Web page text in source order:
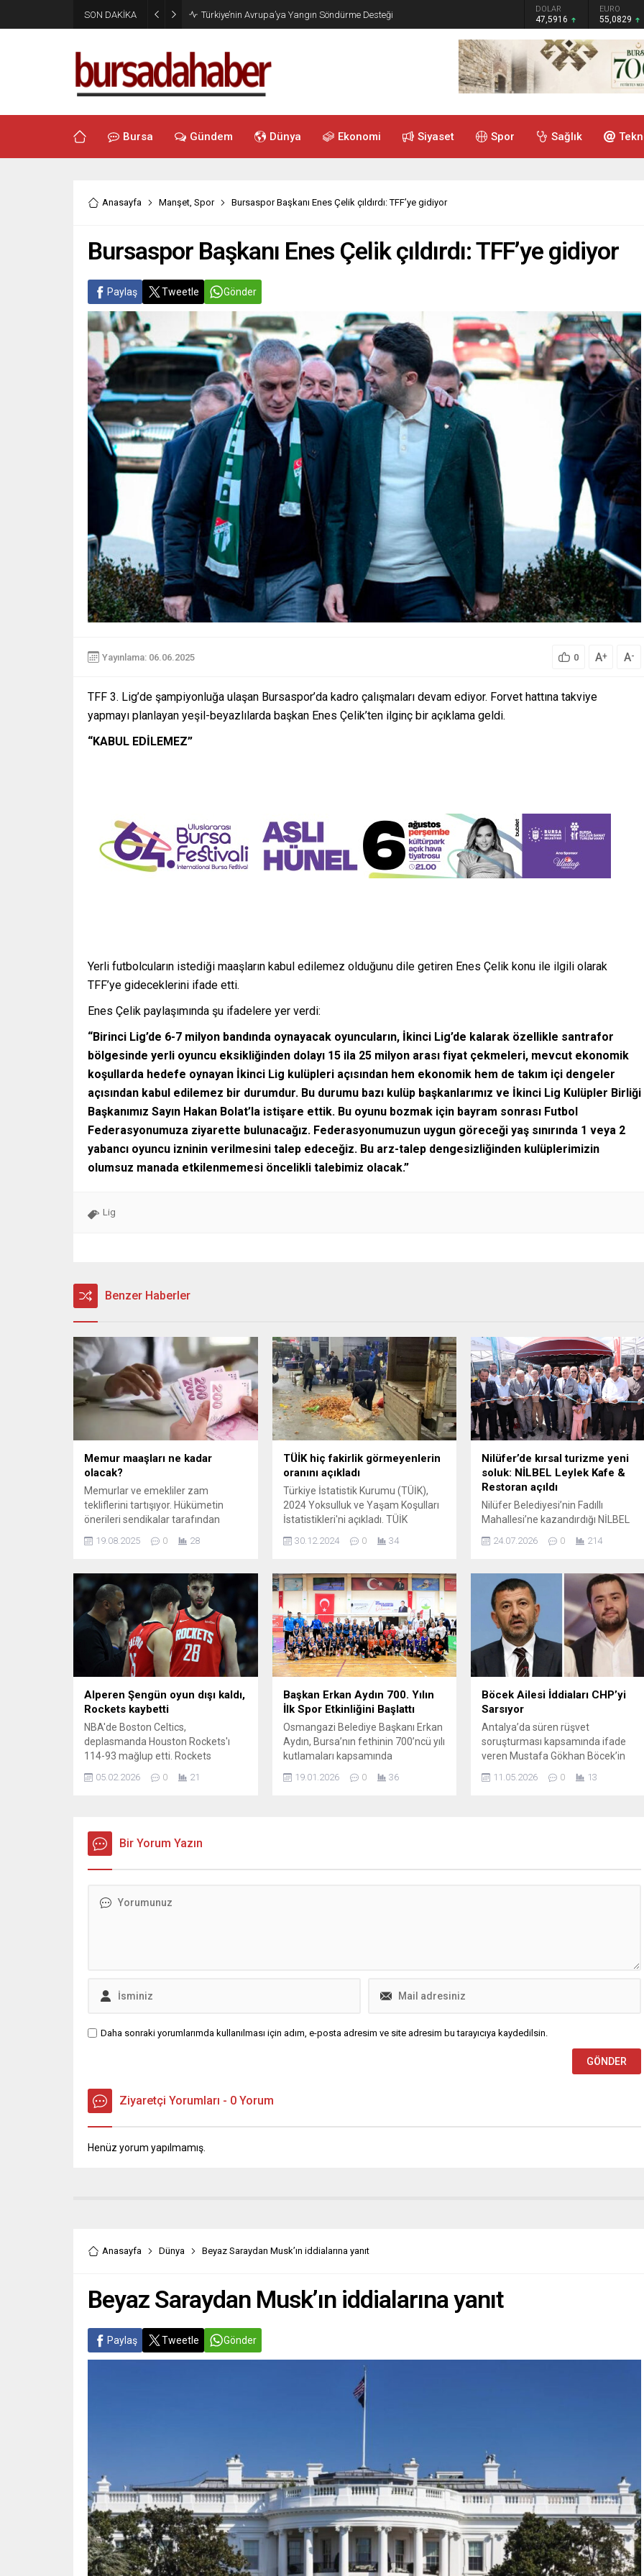
SON DAKİKA Türkiye’nin Avrupa’ya Yangın Söndürme Desteği DOLAR
47,5916
EURO
55,0829
Bursa Gündem Dünya Ekonomi Siyaset Spor Sağlık
Anasayfa Manşet, Spor Bursaspor Başkanı Enes Çelik çıldırdı: TFF’ye gidiyor
Bursaspor Başkanı Enes Çelik çıldırdı: TFF’ye gidiyor
Paylaş Tweetle Gönder
Yayınlama: 06.06.2025 0 A+ A-
TFF 3. Lig’de şampiyonluğa ulaşan Bursaspor’da kadro çalışmaları devam ediyor. Forvet hattına takviye
yapmayı planlayan yeşil-beyazlılarda başkan Enes Çelik’ten ilginç bir açıklama geldi.
“KABUL EDİLEMEZ”
Yerli futbolcuların istediği maaşların kabul edilemez olduğunu dile getiren Enes Çelik konu ile ilgili olarak
TFF’ye gideceklerini ifade etti.
Enes Çelik paylaşımında şu ifadelere yer verdi:
“Birinci Lig’de 6-7 milyon bandında oynayacak oyuncuların, İkinci Lig’de kalarak özellikle santrafor
bölgesinde yerli oyuncu eksikliğinden dolayı 15 ila 25 milyon arası fiyat çekmeleri, mevcut ekonomik
koşullarda hedefe oynayan İkinci Lig kulüpleri açısından hem ekonomik hem de takım içi dengeler
açısından kabul edilemez bir durumdur. Bu durumu bazı kulüp başkanlarımız ve İkinci Lig Kulüpler Birliği
Başkanımız Sayın Hakan Bolat’la istişare ettik. Bu oyunu bozmak için bayram sonrası Futbol
Federasyonumuza ziyarette bulunacağız. Federasyonumuzun uygun göreceği yaş sınırında 1 veya 2
yabancı oyuncu izninin verilmesini talep edeceğiz. Bu arz-talep dengesizliğinden kulüplerimizin
olumsuz manada etkilenmemesi öncelikli talebimiz olacak.”
Lig
Benzer Haberler
Memur maaşları ne kadar
olacak?
Memurlar ve emekliler zam
tekliflerini tartışıyor. Hükümetin
önerileri sendikalar tarafından
enflasyon etkisi ve yeni
ve emekli maaşları ne kadar
artacak? 2025 zam oranları
beklentileri karşılıyor mu? İşte tüm
ayrıntılar...
19.08.2025 0 28
TÜİK hiç fakirlik görmeyenlerin
oranını açıkladı
Türkiye İstatistik Kurumu (TÜİK),
2024 Yoksulluk ve Yaşam Koşulları
İstatistikleri'ni açıkladı. TÜİK
yüzde 48,9'unun asgari ücretle
yüzde 13,6 olarak belirlendi. Sürekli
yoksulluk ...
30.12.2024 0 34
Nilüfer’de kırsal turizme yeni
soluk: NİLBEL Leylek Kafe &
Restoran açıldı
Nilüfer Belediyesi’nin Fadıllı
Mahallesi’ne kazandırdığı NİLBEL
törenle hizmete girdi. Açılışta
Şadi Özdemir, bölgede tarım ve
turizmi bütünleştiren bir anlayışla
sürdürülebilir kırsal kalkınmayı
hedeflediklerini söyledi. Nilüfer
Belediyesi, kentin doğal ve kültürel
potansiyelini öne çıkaracak
projelerine bir yenisini daha ekledi.
Fadıllı Mahallesi’nde faaliyete...
24.07.2026 0 214
Alperen Şengün oyun dışı kaldı,
Rockets kaybetti
NBA'de Boston Celtics,
deplasmanda Houston Rockets'ı
114-93 mağlup etti. Rockets
Başantrenörü Ime Udoka ve milli
basketbolcu Alperen Şengün, teknik
05.02.2026 0 21
Başkan Erkan Aydın 700. Yılın
İlk Spor Etkinliğini Başlattı
Osmangazi Belediye Başkanı Erkan
Aydın, Bursa’nın fethinin 700’ncü yılı
kutlamaları kapsamında
düzenlenen Mini Voleybol
Turnuvası’nın açılışına katılarak,
bayram havasında başladı.
19.01.2026 0 36
Böcek Ailesi İddiaları CHP’yi
Sarsıyor
Antalya’da süren rüşvet
soruşturması kapsamında ifade
veren Mustafa Gökhan Böcek’in
beyanları siyaset gündemini
hareketlendirdi. Etkin pişmanlık
süreciyle bağlantılı olduğu öne
11.05.2026 0 13
Bir Yorum Yazın
Daha sonraki yorumlarımda kullanılması için adım, e-posta adresim ve site adresim bu tarayıcıya kaydedilsin.
Ziyaretçi Yorumları - 0 Yorum
Henüz yorum yapılmamış.
Anasayfa Dünya Beyaz Saraydan Musk’ın iddialarına yanıt
Beyaz Saraydan Musk’ın iddialarına yanıt
Paylaş Tweetle Gönder